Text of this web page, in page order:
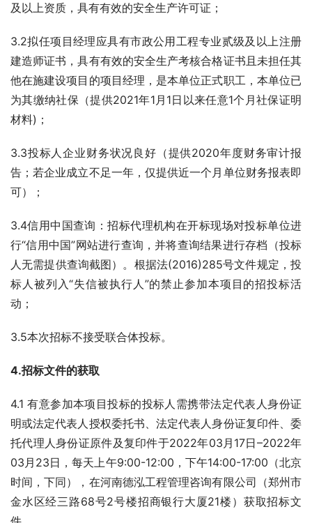
及以上资质，具有有效的安全生产许可证；
3.2拟任项目经理应具有市政公用工程专业贰级及以上注册
建造师证书，具有有效的安全生产考核合格证书且未担任其
他在施建设项目的项目经理，是本单位正式职工，本单位已
为其缴纳社保（提供2021年1月1日以来任意1个月社保证明
材料)；
3.3投标人企业财务状况良好（提供2020年度财务审计报
告；若企业成立不足一年，仅提供近一个月单位财务报表即
可）；
3.4信用中国查询：招标代理机构在开标现场对投标单位进
行“信用中国”网站进行查询，并将查询结果进行存档（投标
人无需提供查询截图）。根据法(2016)285号文件规定，投
标人被列入“失信被执行人”的禁止参加本项目的招投标活
动；
3.5本次招标不接受联合体投标。
4.招标文件的获取
4.1 有意参加本项目投标的投标人需携带法定代表人身份证
明或法定代表人授权委托书、法定代表人身份证复印件、委
托代理人身份证原件及复印件于2022年03月17日–2022年
03月23日，每天上午9:00-12:00，下午14:00-17:00（北京
时间，下同），在河南德泓工程管理咨询有限公司（郑州市
金水区经三路68号2号楼招商银行大厦21楼）获取招标文